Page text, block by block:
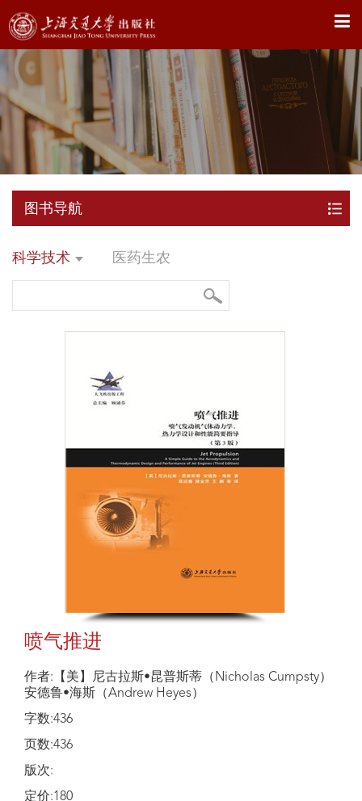
X
图书导航
科学技术 医药生农
喷气推进
作者:【美】尼古拉斯•昆普斯蒂（Nicholas Cumpsty）
安德鲁•海斯（Andrew Heyes）
字数:436
页数:436
版次:
定价:180